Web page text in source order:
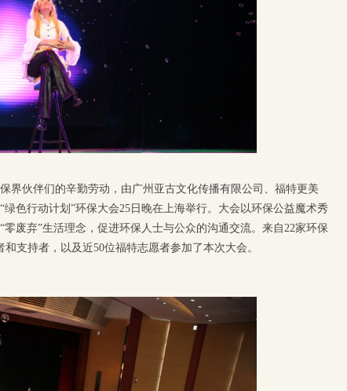
界伙伴们的辛勤劳动，由广州亚古文化传播有限公司、福特更美
色行动计划”环保大会25日晚在上海举行。大会以环保公益魔术秀
废弃”生活理念，促进环保人士与公众的沟通交流。来自22家环保
支持者，以及近50位福特志愿者参加了本次大会。